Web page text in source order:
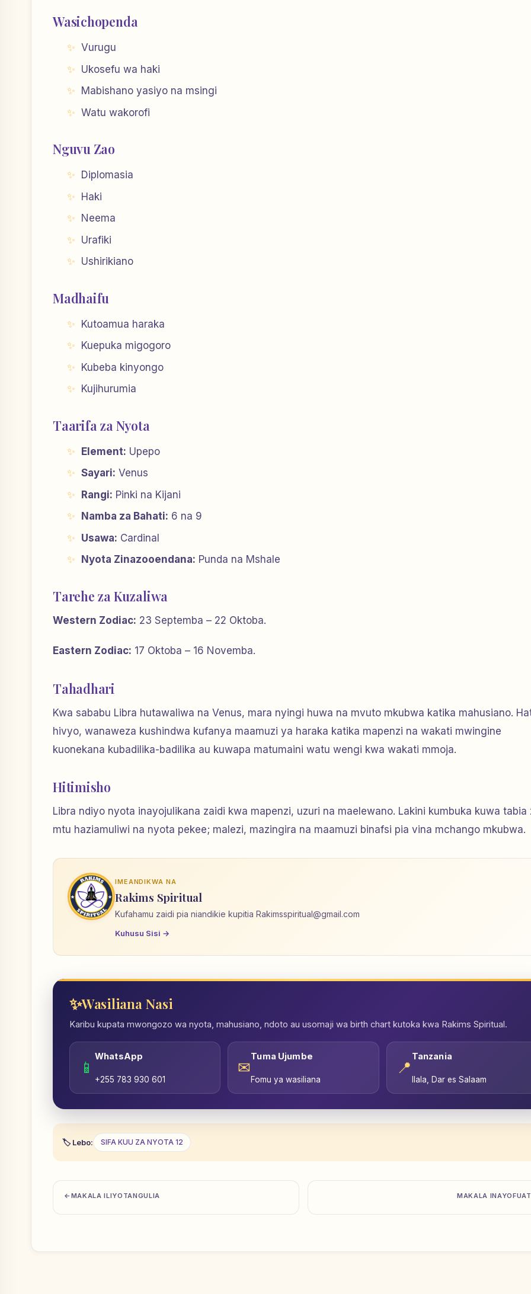
Wasichopenda
Vurugu
Ukosefu wa haki
Mabishano yasiyo na msingi
Watu wakorofi
Nguvu Zao
Diplomasia
Haki
Neema
Urafiki
Ushirikiano
Madhaifu
Kutoamua haraka
Kuepuka migogoro
Kubeba kinyongo
Kujihurumia
Taarifa za Nyota
Element: Upepo
Sayari: Venus
Rangi: Pinki na Kijani
Namba za Bahati: 6 na 9
Usawa: Cardinal
Nyota Zinazooendana: Punda na Mshale
Tarehe za Kuzaliwa
Western Zodiac: 23 Septemba – 22 Oktoba.
Eastern Zodiac: 17 Oktoba – 16 Novemba.
Tahadhari
Kwa sababu Libra hutawaliwa na Venus, mara nyingi huwa na mvuto mkubwa katika mahusiano.
hivyo, wanaweza kushindwa kufanya maamuzi ya haraka katika mapenzi na wakati mwingine
kuonekana kubadilika-badilika au kuwapa matumaini watu wengi kwa wakati mmoja.
Hitimisho
Libra ndiyo nyota inayojulikana zaidi kwa mapenzi, uzuri na maelewano. Lakini kumbuka kuwa tabia
mtu haziamuliwi na nyota pekee; malezi, mazingira na maamuzi binafsi pia vina mchango mkubwa.
IMEANDIKWA NA
Rakims Spiritual
Kufahamu zaidi pia niandikie kupitia Rakimsspiritual@gmail.com
Kuhusu Sisi →
Wasiliana Nasi
Karibu kupata mwongozo wa nyota, mahusiano, ndoto au usomaji wa birth chart kutoka kwa Rakims Spiritual.
📱
WhatsApp
+255 783 930 601
✉
Tuma Ujumbe
Fomu ya wasiliana
📍
Tanzania
Ilala, Dar es Salaam
Lebo: SIFA KUU ZA NYOTA 12
MAKALA ILIYOTANGULIA MAKALA